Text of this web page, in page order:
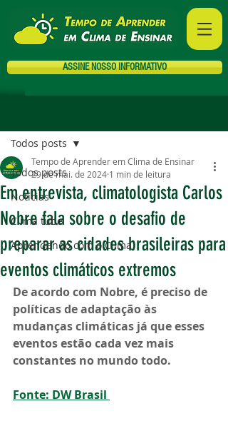
ASSINE NOSSO INFORMATIVO
Todos posts
Notícias
Clima tube
Aprendendo com o Clima
Todos posts
Em entrevista, climatologista Carlos
Nobre fala sobre o desafio de
preparar as cidades brasileiras para
eventos climáticos extremos
Tempo de Aprender em Clima de Ensinar
29 de mai. de 2024 1 min de leitura
De acordo com Nobre, é preciso de
políticas de adaptação às
mudanças climáticas já que esses
eventos estão cada vez mais
constantes no mundo todo.
Fonte: DW Brasil